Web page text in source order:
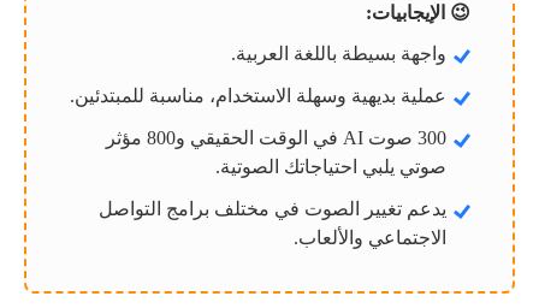
😉 الإيجابيات:
واجهة بسيطة باللغة العربية.
عملية بديهية وسهلة الاستخدام، مناسبة للمبتدئين.
300 صوت AI في الوقت الحقيقي و800 مؤثر
صوتي يلبي احتياجاتك الصوتية.
يدعم تغيير الصوت في مختلف برامج التواصل
الاجتماعي والألعاب.